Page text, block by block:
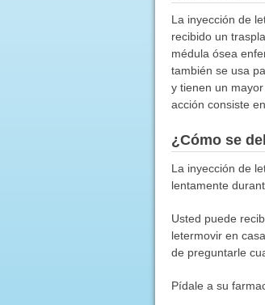
La inyección de
recibido un
médula ósea
también se usa
y tienen un
acción consiste
¿Cómo se
La inyección de
lentamente
Usted puede
letermovir en
de preguntarle
Pídale a su